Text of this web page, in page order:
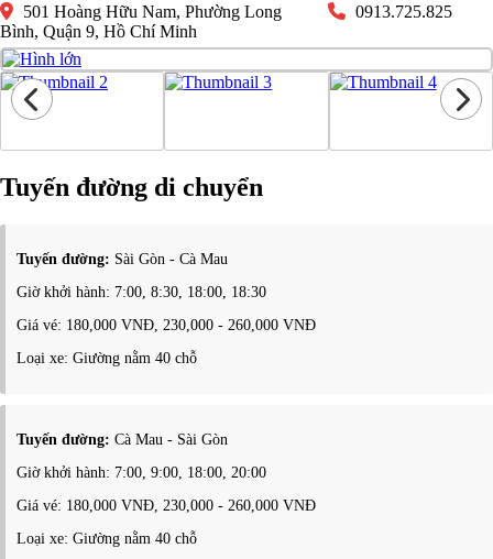
501 Hoàng Hữu Nam, Phường Long
Bình, Quận 9, Hồ Chí Minh
0913.725.825
Tuyến đường di chuyển
Tuyến đường: Sài Gòn - Cà Mau
Giờ khởi hành: 7:00, 8:30, 18:00, 18:30
Giá vé: 180,000 VNĐ, 230,000 - 260,000 VNĐ
Loại xe: Giường nằm 40 chỗ
Tuyến đường: Cà Mau - Sài Gòn
Giờ khởi hành: 7:00, 9:00, 18:00, 20:00
Giá vé: 180,000 VNĐ, 230,000 - 260,000 VNĐ
Loại xe: Giường nằm 40 chỗ